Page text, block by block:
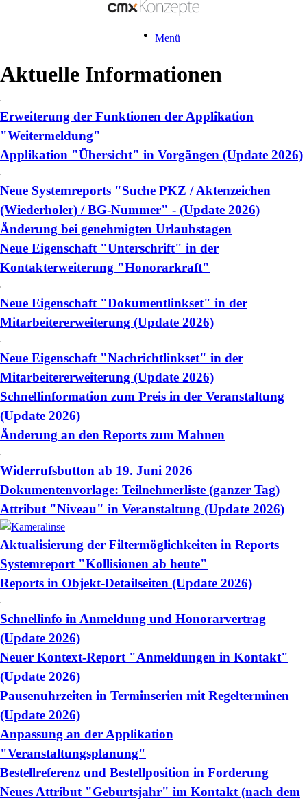
Menü
Aktuelle Informationen
Erweiterung der Funktionen der Applikation
"Weitermeldung"
Applikation "Übersicht" in Vorgängen (Update 2026)
Neue Systemreports "Suche PKZ / Aktenzeichen
(Wiederholer) / BG-Nummer" - (Update 2026)
Änderung bei genehmigten Urlaubstagen
Neue Eigenschaft "Unterschrift" in der
Kontakterweiterung "Honorarkraft"
Neue Eigenschaft "Dokumentlinkset" in der
Mitarbeitererweiterung (Update 2026)
Neue Eigenschaft "Nachrichtlinkset" in der
Mitarbeitererweiterung (Update 2026)
Schnellinformation zum Preis in der Veranstaltung
(Update 2026)
Änderung an den Reports zum Mahnen
Widerrufsbutton ab 19. Juni 2026
Dokumentenvorlage: Teilnehmerliste (ganzer Tag)
Attribut "Niveau" in Veranstaltung (Update 2026)
Aktualisierung der Filtermöglichkeiten in Reports
Systemreport "Kollisionen ab heute"
Reports in Objekt-Detailseiten (Update 2026)
Schnellinfo in Anmeldung und Honorarvertrag
(Update 2026)
Neuer Kontext-Report "Anmeldungen in Kontakt"
(Update 2026)
Pausenuhrzeiten in Terminserien mit Regelterminen
(Update 2026)
Anpassung an der Applikation
"Veranstaltungsplanung"
Bestellreferenz und Bestellposition in Forderung
Neues Attribut "Geburtsjahr" im Kontakt (nach dem